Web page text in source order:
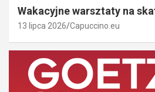
Wakacyjne warsztaty na
13 lipca 2026 Capuccino.eu